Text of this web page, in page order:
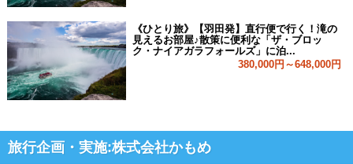
《ひとり旅》【羽田発】直行便で行く！滝の
見えるお部屋♪散策に便利な「ザ・ブロッ
ク・ナイアガラフォールズ」に泊...
380,000円～648,000円
旅行企画・実施:株式会社かもめ